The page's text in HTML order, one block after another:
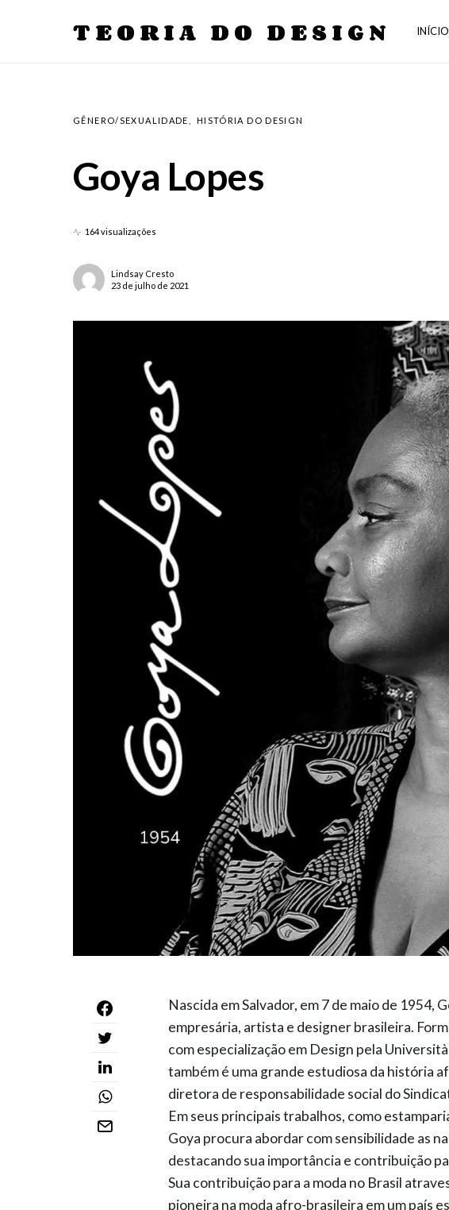
TEORIA DO DESIGN INÍCIO
GÊNERO/SEXUALIDADE HISTÓRIA DO DESIGN
Goya Lopes
164 visualizações
Lindsay Cresto
23 de julho de 2021
Nascida em Salvador, em 7 de maio de 1954,
empresária, artista e designer brasileira.
com especialização em Design pela
também é uma grande estudiosa da história
diretora de responsabilidade social do
Em seus principais trabalhos, como
Goya procura abordar com sensibilidade as
destacando sua importância e contribuição
Sua contribuição para a moda no Brasil
pioneira na moda afro-brasileira em um país